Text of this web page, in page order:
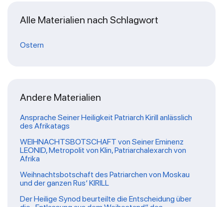
Alle Materialien nach Schlagwort
Ostern
Andere Materialien
Ansprache Seiner Heiligkeit Patriarch Kirill anlässlich
des Afrikatags
WEIHNACHTSBOTSCHAFT von Seiner Eminenz
LEONID, Metropolit von Klin, Patriarchalexarch von
Afrika
Weihnachtsbotschaft des Patriarchen von Moskau
und der ganzen Rus‘ KIRILL
Der Heilige Synod beurteilte die Entscheidung über